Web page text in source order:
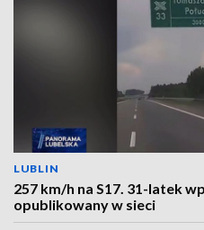
LUBLIN
257 km/h na S17. 31-latek
opublikowany w sieci